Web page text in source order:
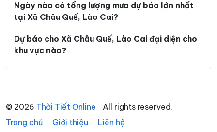
Xã Nậm Xé Xã Nghĩa Đô
Xã Pha Long
Xã Phong Dụ Hạ Xã Phong Dụ Thượng
Xã Phong Hải Xã Phúc Khánh
Xã Phúc Lợi Xã Púng Luông
Xã Quy Mông Xã Si Ma Cai
Ngày nào có tổng lượng mưa dự báo lớn nhất
tại Xã Châu Quế, Lào Cai?
Dự báo cho Xã Châu Quế, Lào Cai đại diện cho
khu vực nào?
© 2026 Thời Tiết Online
All rights reserved.
Trang chủ
Giới thiệu Liên hệ